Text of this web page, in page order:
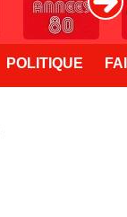
POLITIQUE